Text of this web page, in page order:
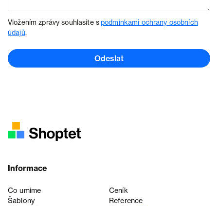
Vložením zprávy souhlasíte spodmínkami ochrany osobních
údajů.
Odeslat
Informace
Co umíme
Ceník
Šablony
Reference